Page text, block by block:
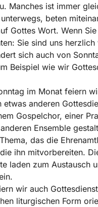
Manches ist immer
beten
Gottes Wort. Wenn
Sie sind uns
sich auch von
Beispiel wie wir
im Monat feiern
etwas anderen
Gospelchor, einer
Ensemble
das die
ihn mitvorbereiten.
laden zum Austausch
wir auch
liturgischen Form